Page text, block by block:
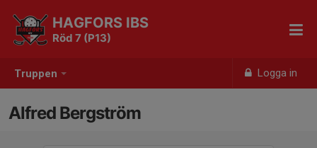
Truppen Logga in
HAGFORS IBS
Röd 7 (P13)
Alfred Bergström